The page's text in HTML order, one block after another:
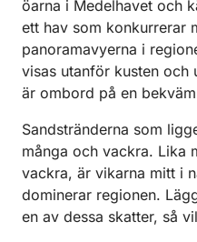
öarna i Medelhavet och
ett hav som konkurrerar
panoramavyerna i
visas utanför kusten och
är ombord på en
Sandstränderna som
många och vackra. Lika
vackra, är vikarna mitt i
dominerar regionen.
en av dessa skatter, så